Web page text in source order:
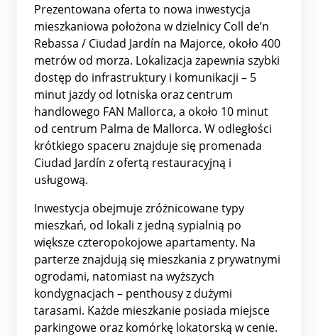
Prezentowana oferta to nowa inwestycja
mieszkaniowa położona w dzielnicy Coll de’n
Rebassa / Ciudad Jardín na Majorce, około 400
metrów od morza. Lokalizacja zapewnia szybki
dostęp do infrastruktury i komunikacji – 5
minut jazdy od lotniska oraz centrum
handlowego FAN Mallorca, a około 10 minut
od centrum Palma de Mallorca. W odległości
krótkiego spaceru znajduje się promenada
Ciudad Jardín z ofertą restauracyjną i
usługową.
Inwestycja obejmuje zróżnicowane typy
mieszkań, od lokali z jedną sypialnią po
większe czteropokojowe apartamenty. Na
parterze znajdują się mieszkania z prywatnymi
ogrodami, natomiast na wyższych
kondygnacjach – penthousy z dużymi
tarasami. Każde mieszkanie posiada miejsce
parkingowe oraz komórkę lokatorską w cenie.